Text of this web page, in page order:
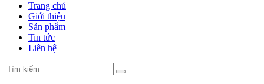
Trang chủ
Giới thiệu
Sản phẩm
Tin tức
Liên hệ